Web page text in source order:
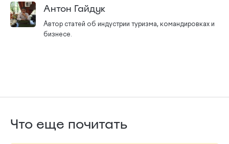
Антон Гайдук
Автор статей об индустрии туризма, командировках и
бизнесе.
Что еще почитать